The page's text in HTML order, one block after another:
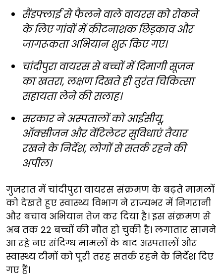
सैंडफ्लाई से फैलने वाले वायरस को रोकने
के लिए गांवों में कीटनाशक छिड़काव और
जागरूकता अभियान शुरू किए गए।
चांदीपुरा वायरस से बच्चों में दिमागी सूजन
का खतरा, लक्षण दिखते ही तुरंत चिकित्सा
सहायता लेने की सलाह।
सरकार ने अस्पतालों को आईसीयू,
ऑक्सीजन और वेंटिलेटर सुविधाएं तैयार
रखने के निर्देश, लोगों से सतर्क रहने की
अपील।
गुजरात में चांदीपुरा वायरस संक्रमण के बढ़ते मामलों
को देखते हुए स्वास्थ्य विभाग ने राज्यभर में निगरानी
और बचाव अभियान तेज कर दिया है। इस संक्रमण से
अब तक 22 बच्चों की मौत हो चुकी है। लगातार सामने
आ रहे नए संदिग्ध मामलों के बाद अस्पतालों और
स्वास्थ्य टीमों को पूरी तरह सतर्क रहने के निर्देश दिए
गए हैं।